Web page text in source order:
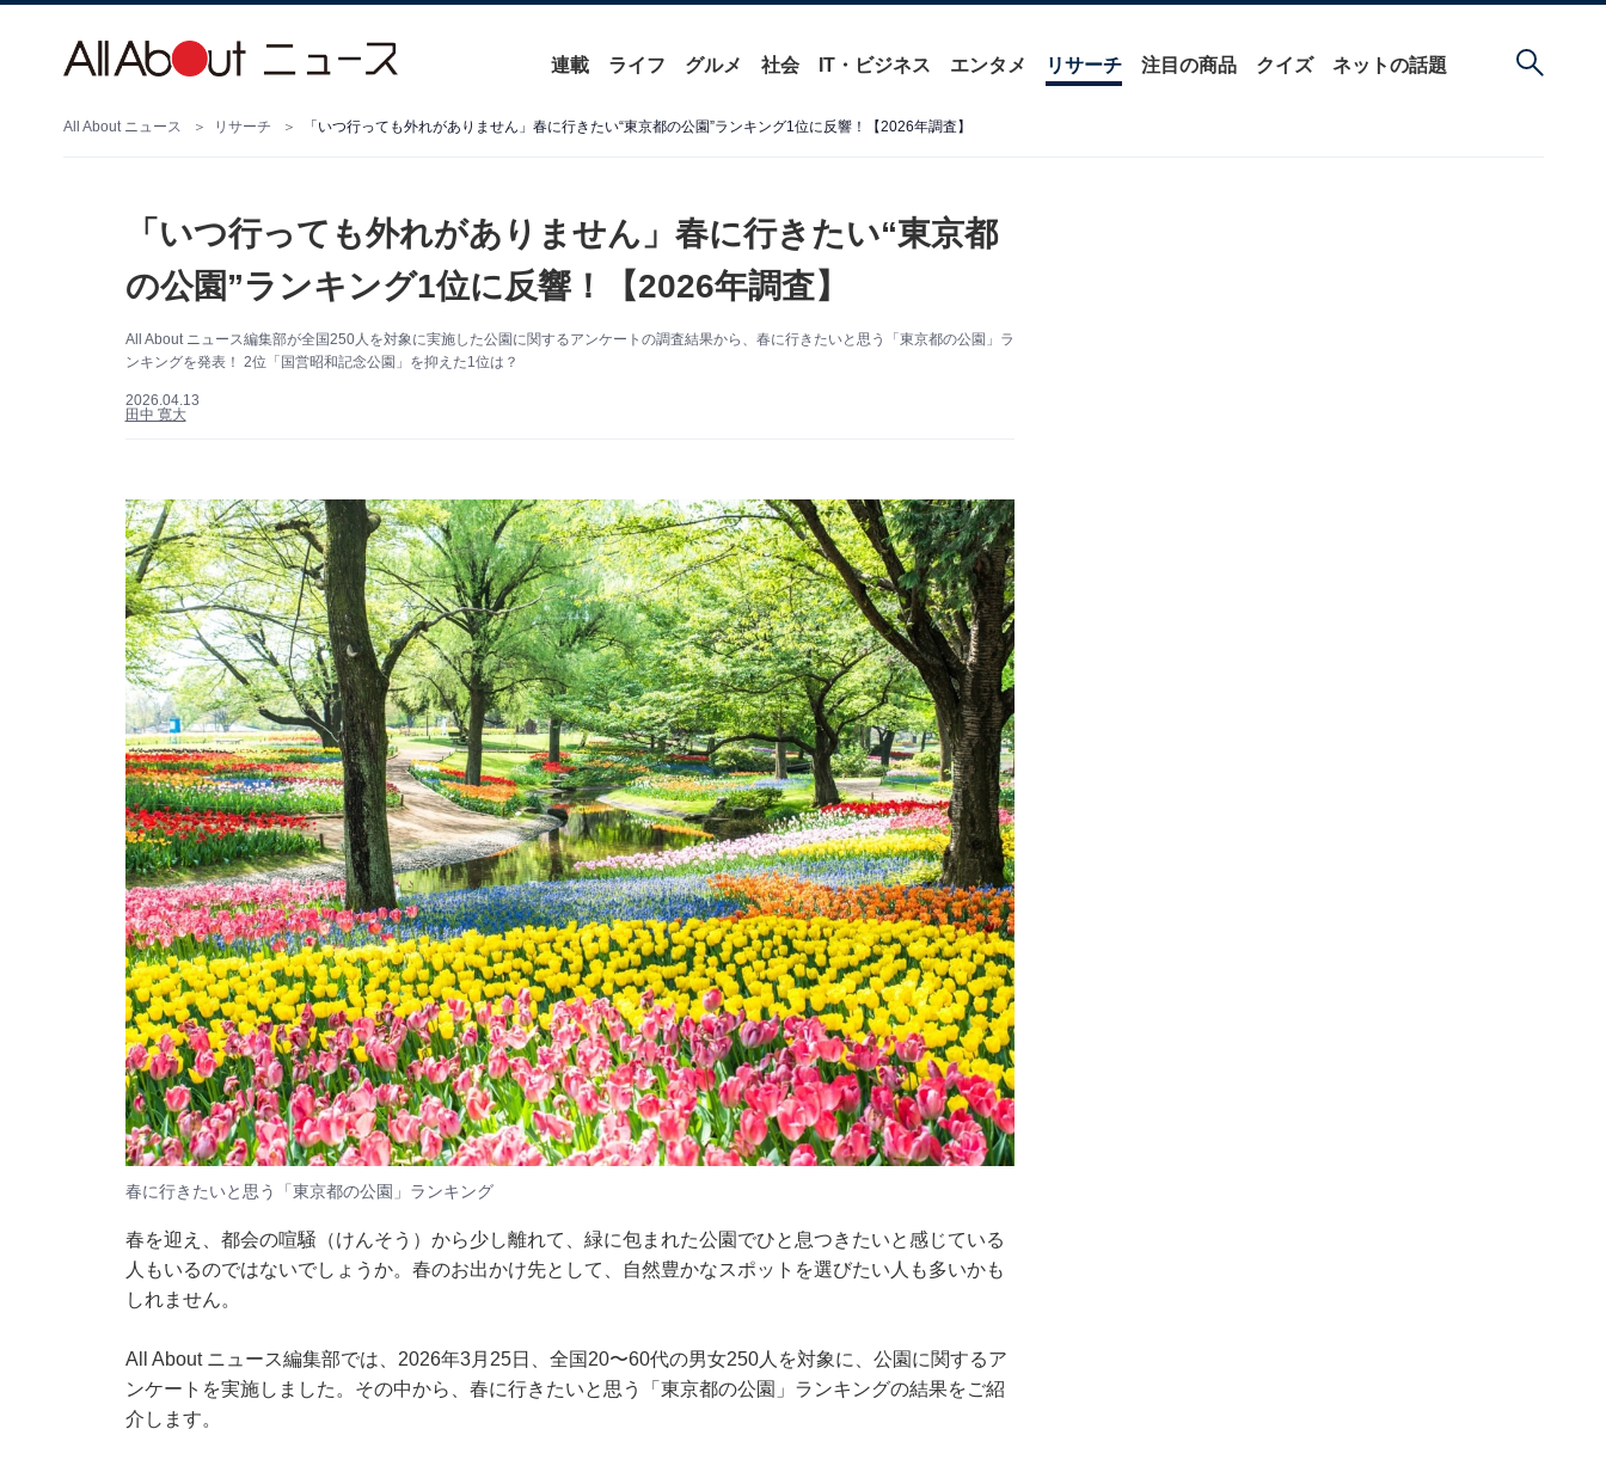
連載 ライフ グルメ 社会 IT・ビジネス エンタメ リサーチ 注目の商品 クイズ ネットの話題
All About ニュース リサーチ 「いつ行っても外れがありません」春に行きたい“東京都の公園”ランキング1位に反響！【2026年調査】
「いつ行っても外れがありません」春に行きたい“東京都
の公園”ランキング1位に反響！【2026年調査】
All About ニュース編集部が全国250人を対象に実施した公園に関するアンケートの調査結果から、春に行きたいと思う「東京都の公園」ラ
ンキングを発表！ 2位「国営昭和記念公園」を抑えた1位は？
2026.04.13
田中 寛大
春に行きたいと思う「東京都の公園」ランキング
春を迎え、都会の喧騒（けんそう）から少し離れて、緑に包まれた公園でひと息つきたいと感じている
人もいるのではないでしょうか。春のお出かけ先として、自然豊かなスポットを選びたい人も多いかも
しれません。
All About ニュース編集部では、2026年3月25日、全国20〜60代の男女250人を対象に、公園に関するア
ンケートを実施しました。その中から、春に行きたいと思う「東京都の公園」ランキングの結果をご紹
介します。